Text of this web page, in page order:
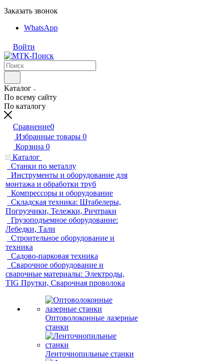
Заказать звонок
WhatsApp
Войти
Каталог
По всему сайту
По каталогу
Сравнение0
Избранные товары 0
Корзина 0
Каталог
Станки по металлу
Инструменты и оборудование для
монтажа и обработки труб
Компрессоры и оборудование
Складская техника: Штабелеры,
Погрузчики, Тележки, Ричтраки
Грузоподъемное оборудование:
Лебедки, Тали
Строительное оборудование и
техника
Садово-парковая техника
Сварочное оборудование и
сварочные материалы: Электроды,
TIG Прутки, Сварочная проволока
Оптоволоконные лазерные
станки
Ленточнопильные станки